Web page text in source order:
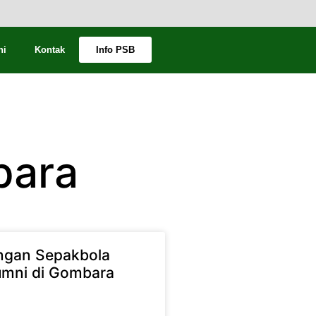
Kontak Info PSB
Sepakbola
di Gombara